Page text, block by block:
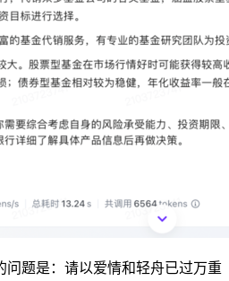
题是：请以爱情和轻舟已过万重